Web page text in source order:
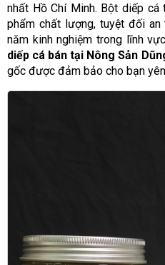
nhất Hồ Chí Minh. Bột diếp
phẩm chất lượng, tuyệt đối
năm kinh nghiệm trong lĩnh
diếp cá bán tại Nông Sản
gốc được đảm bảo cho bạn